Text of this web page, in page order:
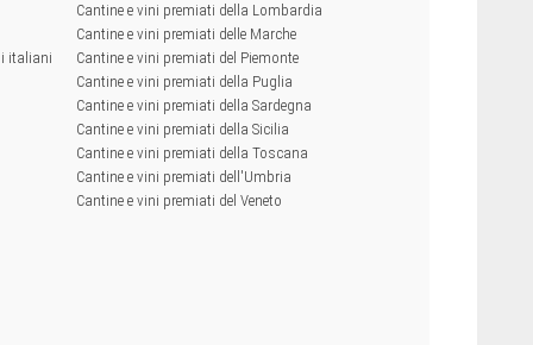
italiani
Cantine e vini premiati della Lombardia
Cantine e vini premiati delle Marche
Cantine e vini premiati del Piemonte
Cantine e vini premiati della Puglia
Cantine e vini premiati della Sardegna
Cantine e vini premiati della Sicilia
Cantine e vini premiati della Toscana
Cantine e vini premiati dell'Umbria
Cantine e vini premiati del Veneto